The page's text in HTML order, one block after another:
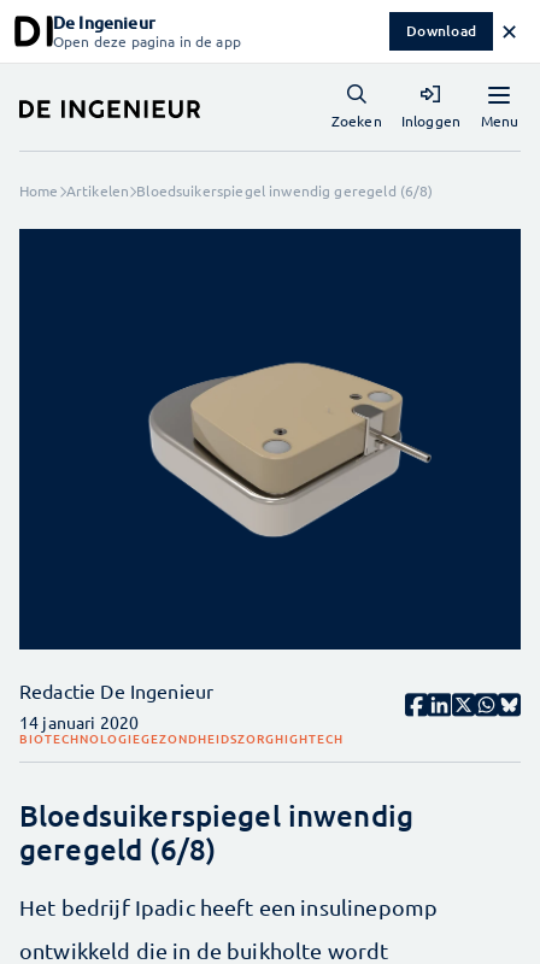
De Ingenieur
Open deze pagina in de app Download ✕
Menu
Zoeken Inloggen
Home Artikelen Bloedsuikerspiegel inwendig geregeld (6/8)
Redactie De Ingenieur
14 januari 2020
BIOTECHNOLOGIEGEZONDHEIDSZORGHIGHTECH
Bloedsuikerspiegel inwendig
geregeld (6/8)
Het bedrijf Ipadic heeft een insulinepomp
ontwikkeld die in de buikholte wordt